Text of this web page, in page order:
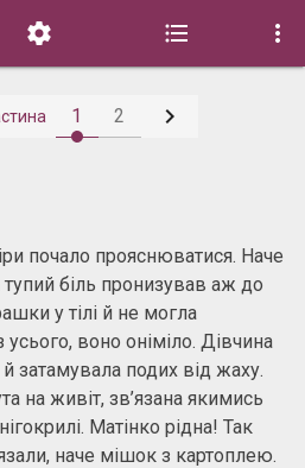
  
1 2 
почало прояснюватися. Наче
біль пронизував аж до
у тілі й не могла
воно оніміло. Дівчина
затамувала подих від жаху.
на живіт, зв’язана якимись
Матінко рідна! Так
наче мішок з картоплею.